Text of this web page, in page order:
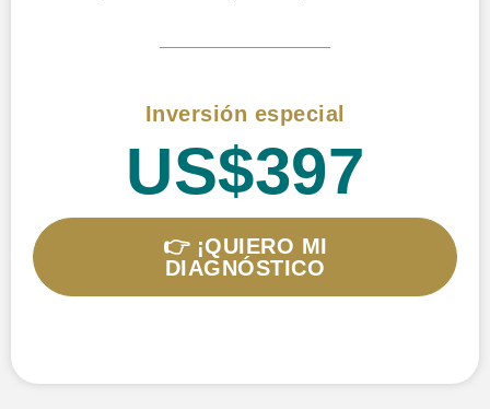
Inversión especial
US$397
👉 ¡QUIERO MI
DIAGNÓSTICO